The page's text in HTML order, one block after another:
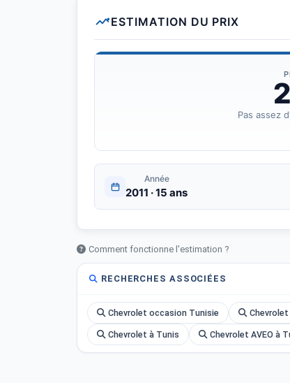
✅ Moteur en bon état
ESTIMATION DU PRIX
Pas assez
Année
2011 · 15 ans
Comment fonctionne l'estimation ?
RECHERCHES ASSOCIÉES
Chevrolet occasion Tunisie
Chevrolet à Tunis Chevrolet AVEO à